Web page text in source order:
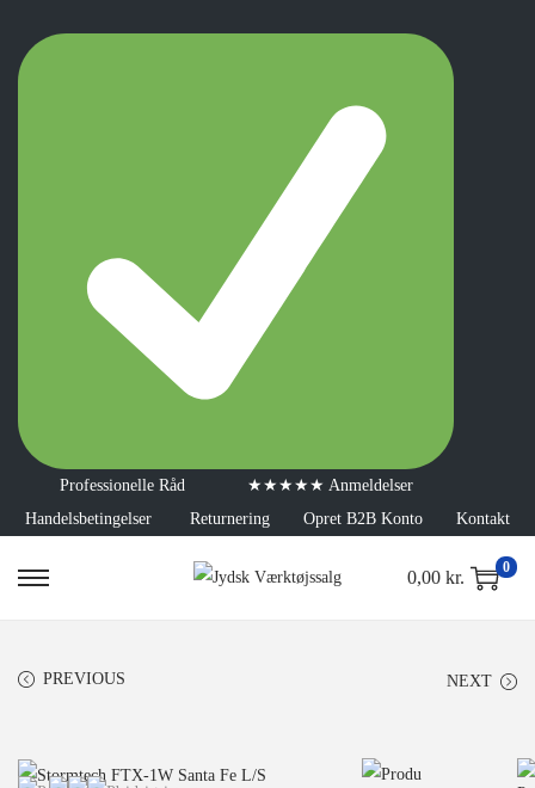
Professionelle Råd
★★★★★ Anmeldelser
Handelsbetingelser
Returnering Opret B2B Konto Kontakt
0,00 kr. 0
PREVIOUS NEXT